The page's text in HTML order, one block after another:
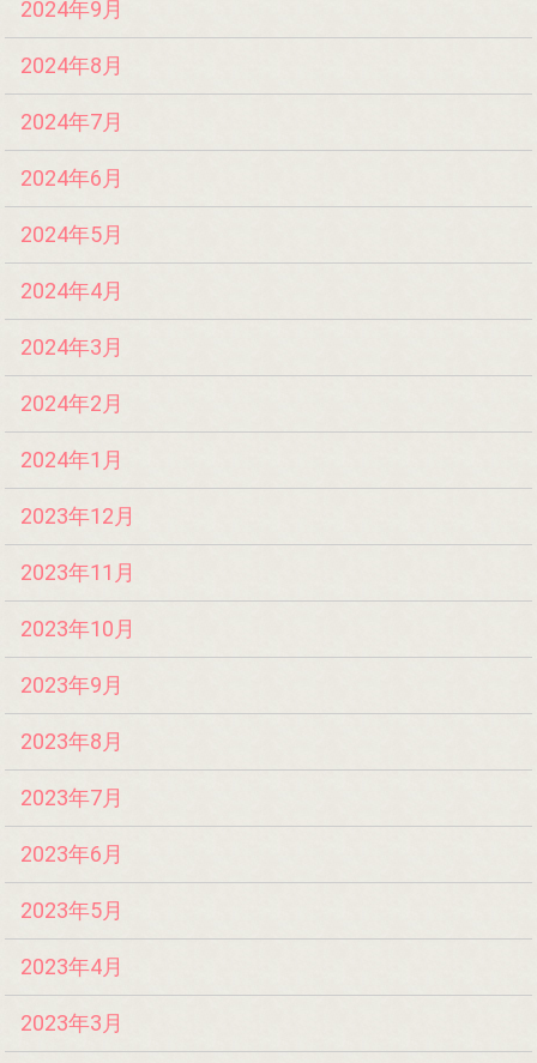
2024年9月
2024年8月
2024年7月
2024年6月
2024年5月
2024年4月
2024年3月
2024年2月
2024年1月
2023年12月
2023年11月
2023年10月
2023年9月
2023年8月
2023年7月
2023年6月
2023年5月
2023年4月
2023年3月